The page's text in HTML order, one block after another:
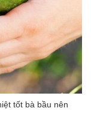
tốt bà bầu nên